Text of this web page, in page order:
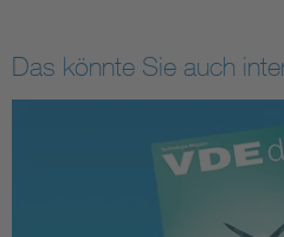
Das könnte Sie auch